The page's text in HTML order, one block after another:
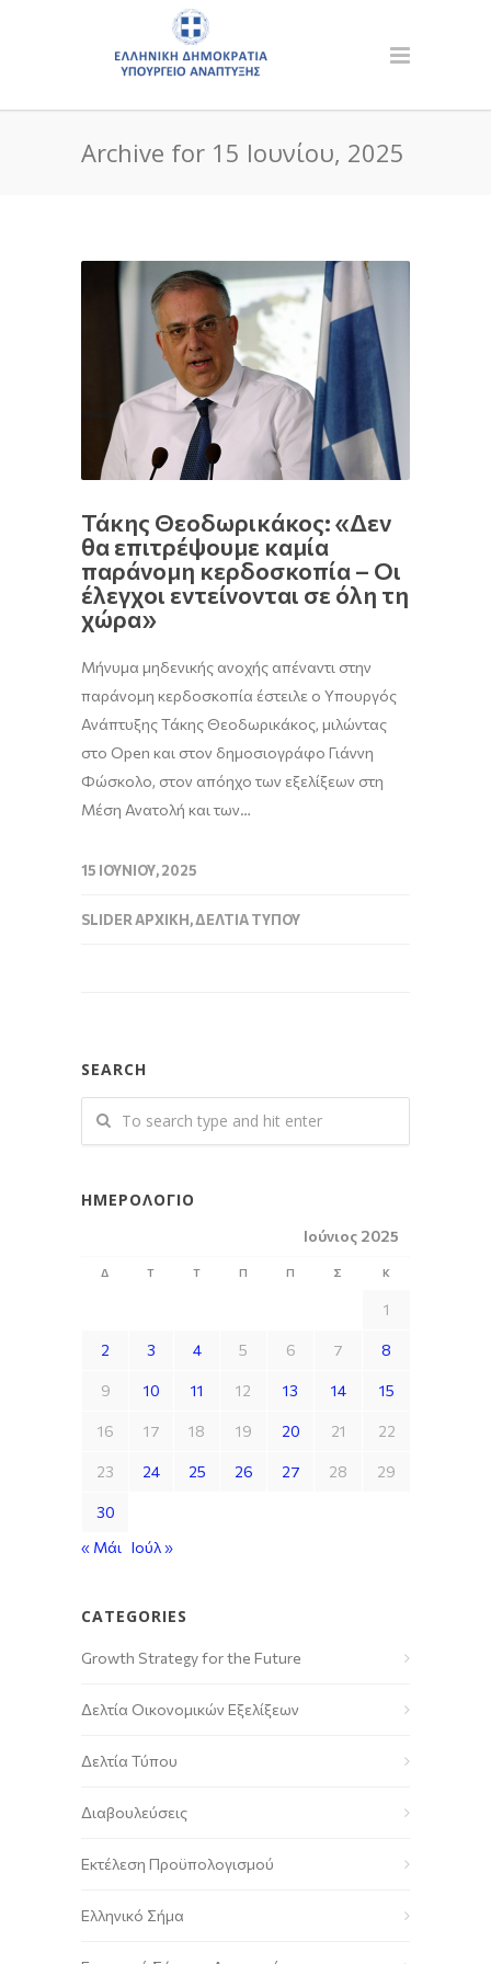
Archive for 15 Ιουνίου, 2025
Τάκης Θεοδωρικάκος: «Δεν
θα επιτρέψουμε καμία
παράνομη κερδοσκοπία – Οι
έλεγχοι εντείνονται σε όλη τη
χώρα»
Μήνυμα μηδενικής ανοχής απέναντι στην
παράνομη κερδοσκοπία έστειλε ο Υπουργός
Ανάπτυξης Τάκης Θεοδωρικάκος, μιλώντας
στο Open και στον δημοσιογράφο Γιάννη
Φώσκολο, στον απόηχο των εξελίξεων στη
Μέση Ανατολή και των…
15 ΙΟΥΝΊΟΥ, 2025
SLIDER ΑΡΧΙΚΉ,ΔΕΛΤΊΑ ΤΎΠΟΥ
SEARCH
ΗΜΕΡΟΛΌΓΙΟ
Ιούνιος 2025
Δ Τ Τ Π Π Σ Κ
1
2 3 4 5 6 7 8
9 10 11 12 13 14 15
16 17 18 19 20 21 22
23 24 25 26 27 28 29
30
« Μάι Ιούλ »
CATEGORIES
Growth Strategy for the Future
Δελτία Οικονομικών Εξελίξεων
Δελτία Τύπου
Διαβουλεύσεις
Εκτέλεση Προϋπολογισμού
Ελληνικό Σήμα